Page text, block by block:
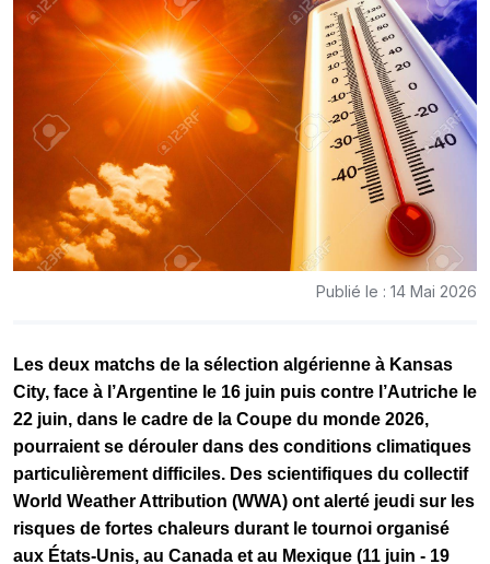
Publié le : 14 Mai 2026
Les deux matchs de la sélection algérienne à Kansas
City, face à l’Argentine le 16 juin puis contre l’Autriche le
22 juin, dans le cadre de la Coupe du monde 2026,
pourraient se dérouler dans des conditions climatiques
particulièrement difficiles. Des scientifiques du collectif
World Weather Attribution (WWA) ont alerté jeudi sur les
risques de fortes chaleurs durant le tournoi organisé
aux États-Unis, au Canada et au Mexique (11 juin - 19